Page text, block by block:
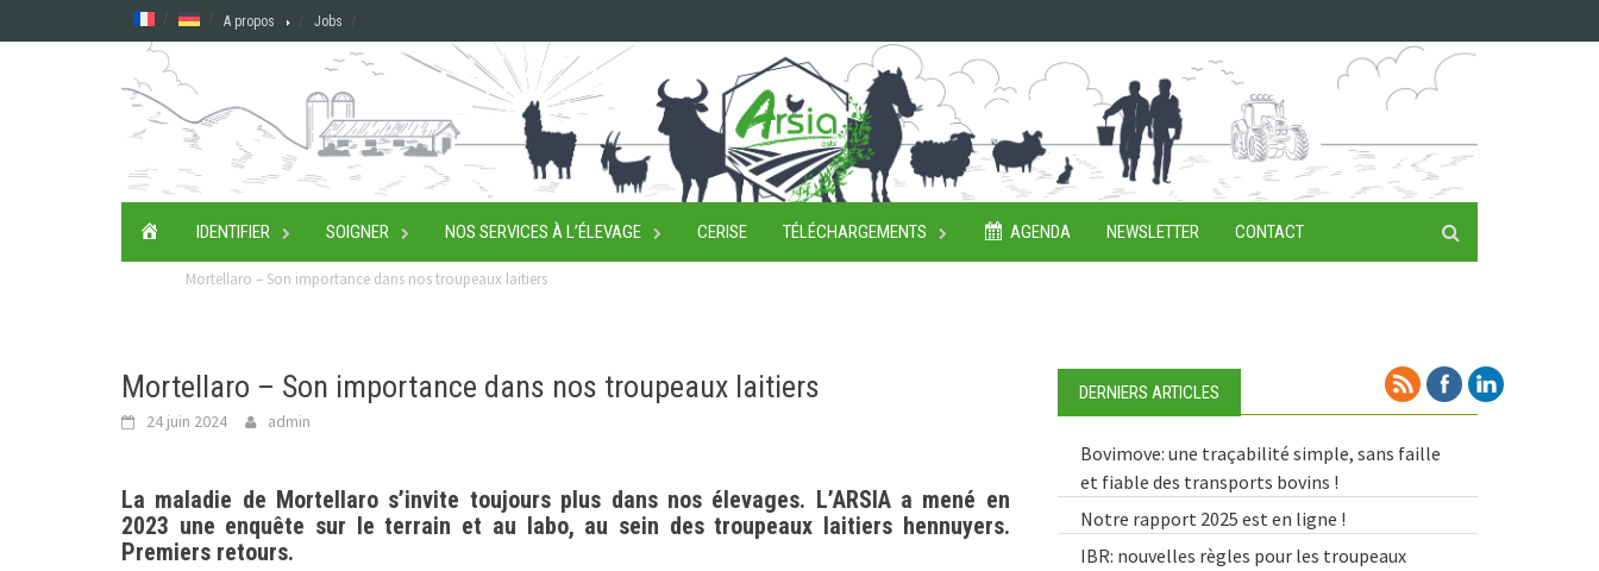
to
A propos Jobs
ACCUEILIDENTIFIER SOIGNER NOS SERVICES À L’ÉLEVAGE CERISE TÉLÉCHARGEMENTS AGENDA NEWSLETTER CONTACT
Mortellaro – Son importance dans nos troupeaux laitiers
Mortellaro – Son importance dans nos troupeaux laitiers
24 juin 2024 admin
La maladie de Mortellaro s’invite toujours plus dans nos élevages. L’ARSIA a mené en
2023 une enquête sur le terrain et au labo, au sein des troupeaux laitiers hennuyers.
Premiers retours.
DERNIERS ARTICLES
Bovimove: une traçabilité simple, sans faille
et fiable des transports bovins !
Notre rapport 2025 est en ligne !
IBR: nouvelles règles pour les troupeaux